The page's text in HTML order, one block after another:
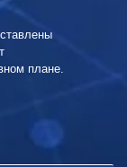
плане.